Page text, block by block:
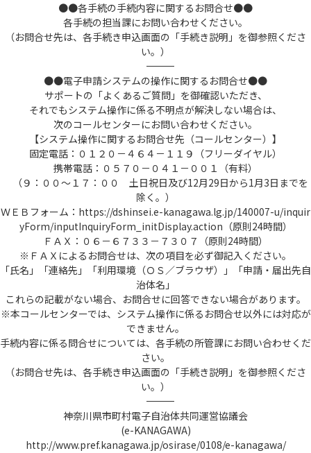
●●各手続の手続内容に関するお問合せ●●
各手続の担当課にお問い合わせください。
（お問合せ先は、各手続き申込画面の「手続き説明」を御参照くださ
い。）
――――――――――――――――――――――――――――――――――――――――――――――――――
●●電子申請システムの操作に関するお問合せ●●
サポートの「よくあるご質問」を御確認いただき、
それでもシステム操作に係る不明点が解決しない場合は、
次のコールセンターにお問い合わせください。
【システム操作に関するお問合せ先（コールセンター）】
固定電話：０１２０－４６４－１１９（フリーダイヤル）
携帯電話：０５７０－０４１－００１（有料）
（９：００～１７：００ 土日祝日及び12月29日から1月3日までを
除く。）
ＷＥＢフォーム：https://dshinsei.e-kanagawa.lg.jp/140007-u/inquir
yForm/inputInquiryForm_initDisplay.action（原則24時間）
ＦＡＸ：０６－６７３３－７３０７（原則24時間）
※ＦＡＸによるお問合せは、次の項目を必ず御記入ください。
「氏名」「連絡先」「利用環境（ＯＳ／ブラウザ）」「申請・届出先自
治体名」
これらの記載がない場合、お問合せに回答できない場合があります。
※本コールセンターでは、システム操作に係るお問合せ以外には対応が
できません。
手続内容に係る問合せについては、各手続の所管課にお問い合わせくだ
さい。
（お問合せ先は、各手続き申込画面の「手続き説明」を御参照くださ
い。）
――――――――――――――――――――――――――――――――――――――――――――――――――
神奈川県市町村電子自治体共同運営協議会
(e-KANAGAWA)
http://www.pref.kanagawa.jp/osirase/0108/e-kanagawa/